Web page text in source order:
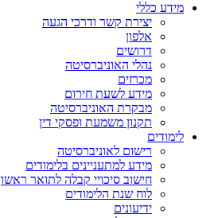
מידע כללי
יצירת קשר ודרכי הגעה
אלפון
דרושים
נהלי האוניברסיטה
מכרזים
מידע לשעת חירום
מבקרת האוניברסיטה
תקנון משמעת ופסקי דין
לימודים
רישום לאוניברסיטה
מידע למתעניינים בלימודים
חישוב סיכויי קבלה לתואר
לוח שנת הלימודים
ידיעונים